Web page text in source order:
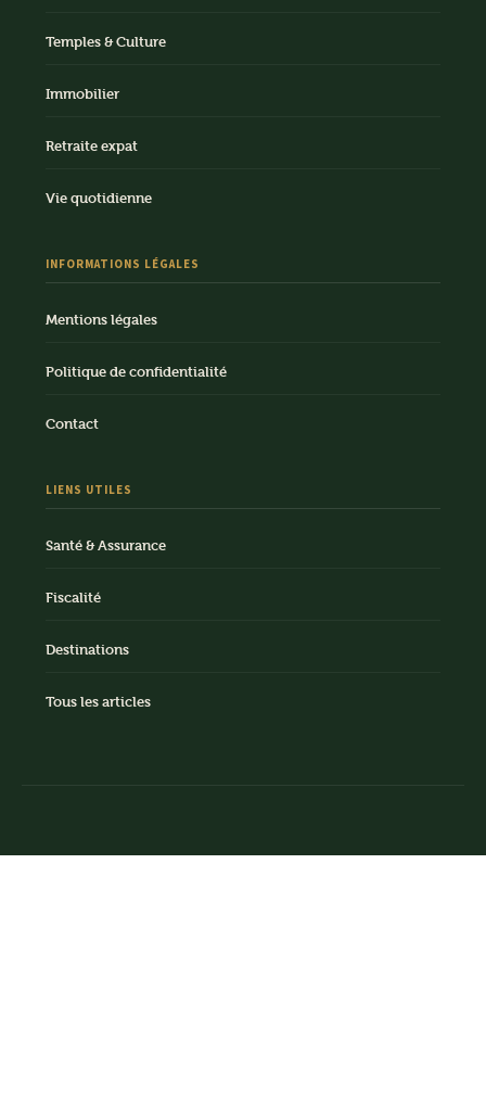
Temples & Culture
Immobilier
Retraite expat
Vie quotidienne
INFORMATIONS LÉGALES
Mentions légales
Politique de confidentialité
Contact
LIENS UTILES
Santé & Assurance
Fiscalité
Destinations
Tous les articles